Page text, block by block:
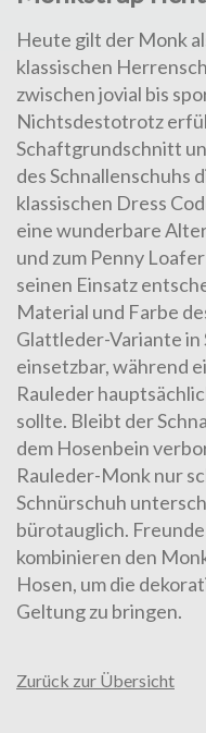
Heute gilt der Monk
klassischen
zwischen jovial bis
Nichtsdestotrotz
Schaftgrundschnitt
des Schnallenschuhs
klassischen Dress
eine wunderbare
und zum Penny
seinen Einsatz
Material und Farbe
Glattleder-Variante in
einsetzbar, während
Rauleder
sollte. Bleibt der
dem Hosenbein
Rauleder-Monk nur
Schnürschuh
bürotauglich.
kombinieren den
Hosen, um die
Geltung zu bringen.
Zurück zur Übersicht